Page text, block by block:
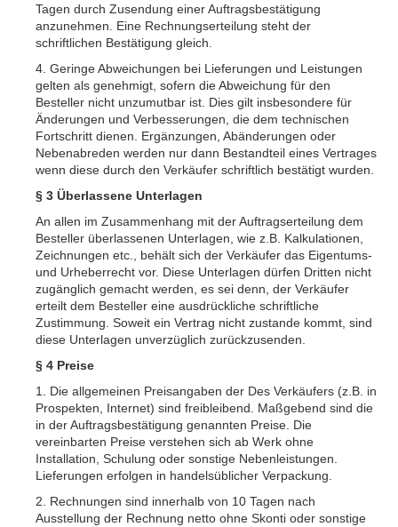
Tagen durch Zusendung einer Auftragsbestätigung
anzunehmen. Eine Rechnungserteilung steht der
schriftlichen Bestätigung gleich.
4. Geringe Abweichungen bei Lieferungen und Leistungen
gelten als genehmigt, sofern die Abweichung für den
Besteller nicht unzumutbar ist. Dies gilt insbesondere für
Änderungen und Verbesserungen, die dem technischen
Fortschritt dienen. Ergänzungen, Abänderungen oder
Nebenabreden werden nur dann Bestandteil eines Vertrages
wenn diese durch den Verkäufer schriftlich bestätigt wurden.
§ 3 Überlassene Unterlagen
An allen im Zusammenhang mit der Auftragserteilung dem
Besteller überlassenen Unterlagen, wie z.B. Kalkulationen,
Zeichnungen etc., behält sich der Verkäufer das Eigentums-
und Urheberrecht vor. Diese Unterlagen dürfen Dritten nicht
zugänglich gemacht werden, es sei denn, der Verkäufer
erteilt dem Besteller eine ausdrückliche schriftliche
Zustimmung. Soweit ein Vertrag nicht zustande kommt, sind
diese Unterlagen unverzüglich zurückzusenden.
§ 4 Preise
1. Die allgemeinen Preisangaben der Des Verkäufers (z.B. in
Prospekten, Internet) sind freibleibend. Maßgebend sind die
in der Auftragsbestätigung genannten Preise. Die
vereinbarten Preise verstehen sich ab Werk ohne
Installation, Schulung oder sonstige Nebenleistungen.
Lieferungen erfolgen in handelsüblicher Verpackung.
2. Rechnungen sind innerhalb von 10 Tagen nach
Ausstellung der Rechnung netto ohne Skonti oder sonstige